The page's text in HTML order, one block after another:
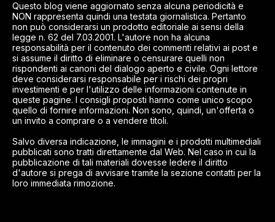
Questo blog viene aggiornato senza alcuna periodicità e
NON rappresenta quindi una testata giornalistica. Pertanto
non può considerarsi un prodotto editoriale ai sensi della
legge n. 62 del 7.03.2001. L'autore non ha alcuna
responsabilità per il contenuto dei commenti relativi ai post e
si assume il diritto di eliminare o censurare quelli non
rispondenti ai canoni del dialogo aperto e civile. Ogni lettore
deve considerarsi responsabile per i rischi dei propri
investimenti e per l'utilizzo delle informazioni contenute in
queste pagine. I consigli proposti hanno come unico scopo
quello di fornire informazioni. Non sono, quindi, un'offerta o
un invito a comprare o a vendere titoli.
Salvo diversa indicazione, le immagini e i prodotti multimediali
pubblicati sono tratti direttamente dal Web. Nel caso in cui la
pubblicazione di tali materiali dovesse ledere il diritto
d'autore si prega di avvisare tramite la sezione contatti per la
loro immediata rimozione.